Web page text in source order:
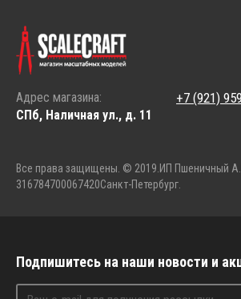
Адрес магазина:
СПб, Наличная ул., д. 11
+7 (921)
Все права защищены. © 2019. ИП Пшеничный
316784700067420Санкт-Петербург.
Подпишитесь на наши новости и